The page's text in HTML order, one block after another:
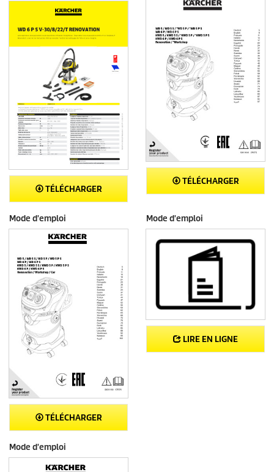
TÉLÉCHARGER
TÉLÉCHARGER
Mode d'emploi
TÉLÉCHARGER
Mode d'emploi
LIRE EN LIGNE
Mode d'emploi